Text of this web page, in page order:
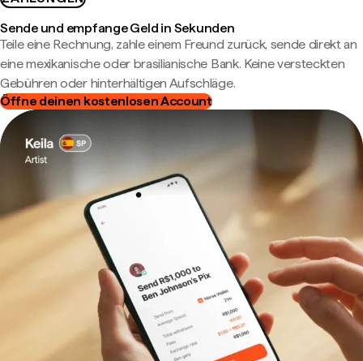
Sende und empfange Geld in Sekunden
Teile eine Rechnung, zahle einem Freund zurück, sende direkt an
eine mexikanische oder brasilianische Bank. Keine versteckten
Gebühren oder hinterhältigen Aufschläge.
Öffne deinen kostenlosen Account